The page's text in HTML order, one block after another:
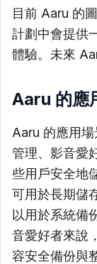
目前 Aaru 的
計劃中會提供
體驗。未來
Aaru 的應
Aaru 的應用
管理、影音愛
些用戶安全地
可用於長期儲
以用於系統備
音愛好者來說
容安全備份與